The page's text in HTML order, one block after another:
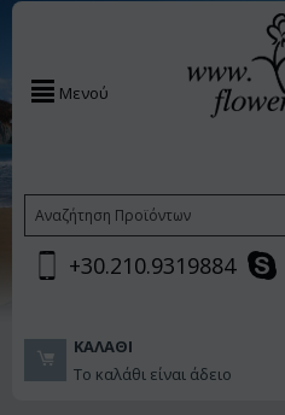
Μενού
+30.210.9319884
ΚΑΛΆΘΙ
Το καλάθι είναι άδειο